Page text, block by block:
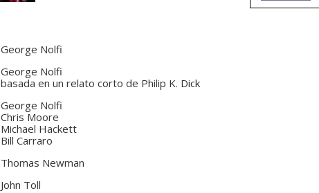
George Nolfi
George Nolfi
basada en un relato corto de Philip K. Dick
George Nolfi
Chris Moore
Michael Hackett
Bill Carraro
Thomas Newman
John Toll